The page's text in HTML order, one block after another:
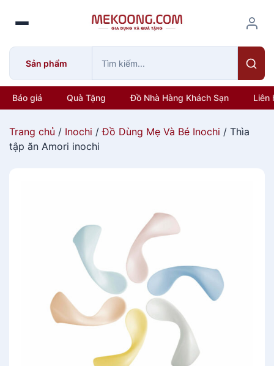
o
Sản phẩm
Báo giá Quà Tặng Đồ Nhà Hàng Khách Sạn Liên
Trang chủ / Inochi /Đồ Dùng Mẹ Và Bé Inochi / Thìa
tập ăn Amori inochi